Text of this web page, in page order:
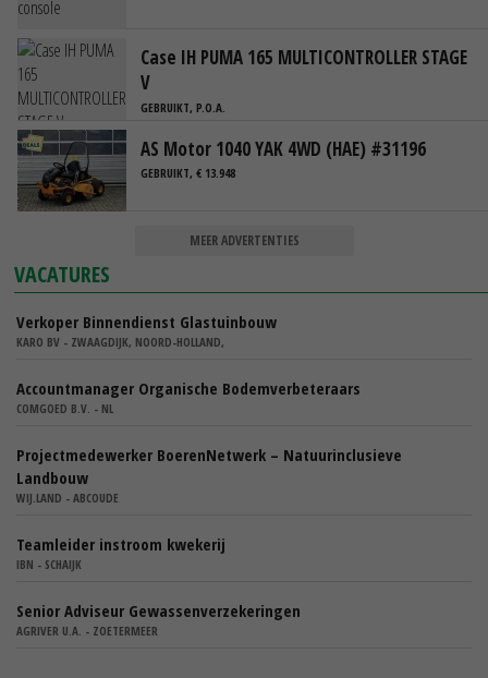
Case IH PUMA 165 MULTICONTROLLER STAGE
V
GEBRUIKT, P.O.A.
AS Motor 1040 YAK 4WD (HAE) #31196
GEBRUIKT, € 13.948
MEER ADVERTENTIES
VACATURES
Verkoper Binnendienst Glastuinbouw
KARO BV - ZWAAGDIJK, NOORD-HOLLAND,
Accountmanager Organische Bodemverbeteraars
COMGOED B.V. - NL
Projectmedewerker BoerenNetwerk – Natuurinclusieve
Landbouw
WIJ.LAND - ABCOUDE
Teamleider instroom kwekerij
IBN - SCHAIJK
Senior Adviseur Gewassenverzekeringen
AGRIVER U.A. - ZOETERMEER